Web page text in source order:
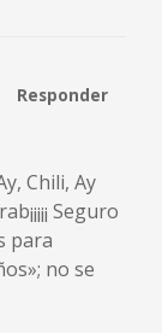
Responder
Chili, Ay
Seguro
para
no se